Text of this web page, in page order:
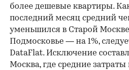
более дешевые квартиры.
последний месяц средний
уменьшился в Старой Москве
Подмосковье — на 1%,
DataFlat. Исключение
Москва, где средние затраты